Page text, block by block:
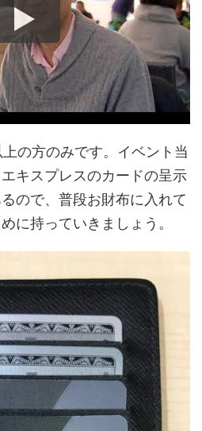
の方のみです。イベント当
キスプレスのカードの呈示
ので、普段お財布に入れて
に持っていきましょう。